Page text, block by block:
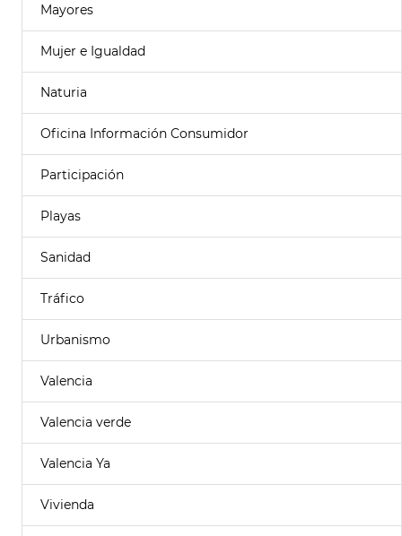
Mayores
Mujer e Igualdad
Naturia
Oficina Información Consumidor
Participación
Playas
Sanidad
Tráfico
Urbanismo
Valencia
Valencia verde
Valencia Ya
Vivienda